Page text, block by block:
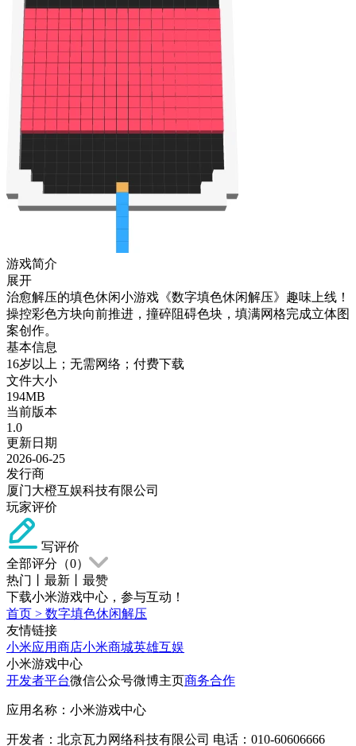
游戏简介
展开
治愈解压的填色休闲小游戏《数字填色休闲解压》趣味上线！
操控彩色方块向前推进，撞碎阻碍色块，填满网格完成立体图
案创作。
基本信息
16岁以上；无需网络；付费下载
文件大小
194MB
当前版本
1.0
更新日期
2026-06-25
发行商
厦门大橙互娱科技有限公司
玩家评价
写评价
全部评分（0）
热门
最新
最赞
下载小米游戏中心，参与互动！
首页 > 数字填色休闲解压
友情链接
小米应用商店小米商城英雄互娱
小米游戏中心
开发者平台微信公众号微博主页商务合作
应用名称：小米游戏中心
开发者：北京瓦力网络科技有限公司 电话：010-60606666